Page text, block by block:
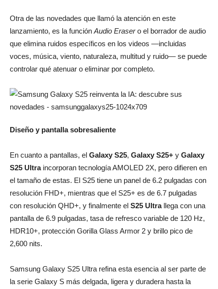
Otra de las novedades que llamó la atención en este
lanzamiento, es la función Audio Erasero el borrador de audio
que elimina ruidos específicos en los videos —incluidas
voces, música, viento, naturaleza, multitud y ruido— se puede
controlar qué atenuar o eliminar por completo.
Diseño y pantalla sobresaliente
En cuanto a pantallas, el Galaxy S25, Galaxy S25+ y Galaxy
S25 Ultraincorporan tecnología AMOLED 2X, pero difieren en
el tamaño de estas. El S25 tiene un panel de 6.2 pulgadas con
resolución FHD+, mientras que el S25+ es de 6.7 pulgadas
con resolución QHD+, y finalmente el S25 Ultrallega con una
pantalla de 6.9 pulgadas, tasa de refresco variable de 120 Hz,
HDR10+, protección Gorilla Glass Armor 2 y brillo pico de
2,600 nits.
Samsung Galaxy S25 Ultra refina esta esencia al ser parte de
la serie Galaxy S más delgada, ligera y duradera hasta la